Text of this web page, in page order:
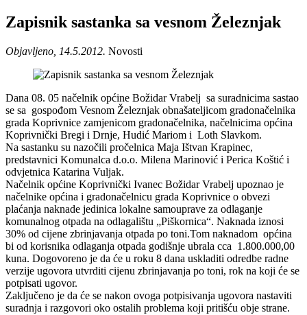
Zapisnik sastanka sa vesnom Železnjak
Objavljeno, 14.5.2012. Novosti
Dana 08. 05 načelnik općine Božidar Vrabelj sa suradnicima sastao
se sa gospođom Vesnom Železnjak obnašateljicom gradonačelnika
grada Koprivnice zamjenicom gradonačelnika, načelnicima općina
Koprivnički Bregi i Drnje, Hudić Mariom i Loth Slavkom.
Na sastanku su nazočili pročelnica Maja Ištvan Krapinec,
predstavnici Komunalca d.o.o. Milena Marinović i Perica Koštić i
odvjetnica Katarina Vuljak.
Načelnik općine Koprivnički Ivanec Božidar Vrabelj upoznao je
načelnike općina i gradonačelnicu grada Koprivnice o obvezi
plaćanja naknade jedinica lokalne samouprave za odlaganje
komunalnog otpada na odlagalištu „Piškornica“. Naknada iznosi
30% od cijene zbrinjavanja otpada po toni.Tom naknadom općina
bi od korisnika odlaganja otpada godišnje ubrala cca 1.800.000,00
kuna. Dogovoreno je da će u roku 8 dana uskladiti odredbe radne
verzije ugovora utvrditi cijenu zbrinjavanja po toni, rok na koji će se
potpisati ugovor.
Zaključeno je da će se nakon ovoga potpisivanja ugovora nastaviti
suradnja i razgovori oko ostalih problema koji pritišću obje strane.